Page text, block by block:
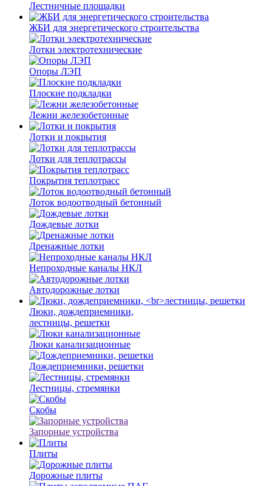
Лестничные площадки
ЖБИ для энергетического строительства
Лотки электротехнические
Опоры ЛЭП
Плоские подкладки
Лежни железобетонные
Лотки и покрытия
Лотки для теплотрассы
Покрытия теплотрасс
Лоток водоотводный бетонный
Дождевые лотки
Дренажные лотки
Непроходные каналы НКЛ
Автодорожные лотки
Люки, дождеприемники,
лестницы, решетки
Люки канализационные
Дождеприемники, решетки
Лестницы, стремянки
Скобы
Запорные устройства
Плиты
Дорожные плиты